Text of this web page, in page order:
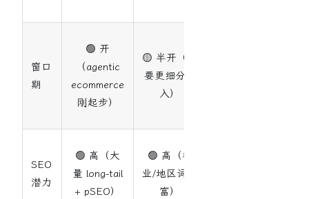
窗口
期
🟢 开
（agentic
ecommerce
刚起步）
🟡 半开（需
要更细分切
入）
SEO
潜力
🟢 高（大
量 long-tail
+ pSEO）
🟢 高（行
业/地区词丰
富）